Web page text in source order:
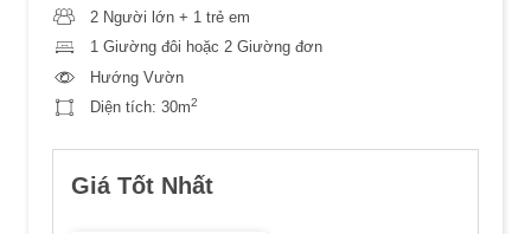
2 Người lớn + 1 trẻ em
1 Giường đôi hoặc 2 Giường đơn
Hướng Vườn
Diện tích: 30m2
Giá Tốt Nhất